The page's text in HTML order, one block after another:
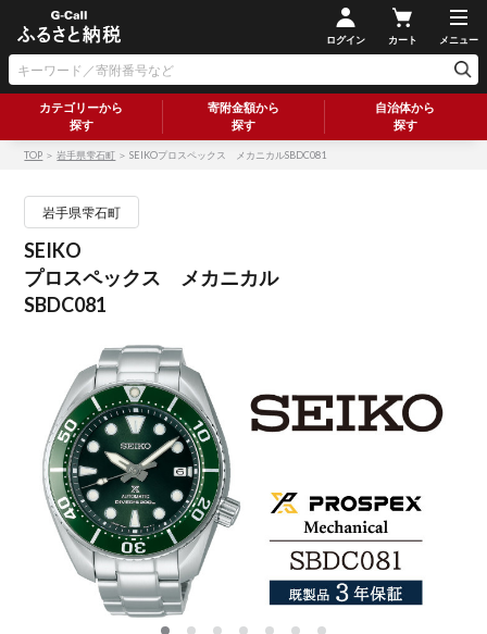
ログイン カート メニュー
カテゴリーから
探す
寄附金額から
探す
自治体から
探す
TOP ＞岩手県雫石町 ＞ SEIKOプロスペックス メカニカルSBDC081
岩手県雫石町
SEIKO
プロスペックス メカニカル
SBDC081